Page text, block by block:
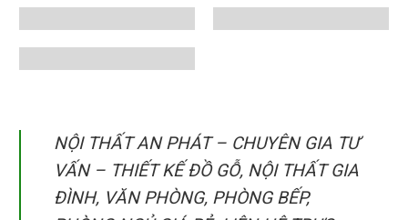
NỘI THẤT AN PHÁT – CHUYÊN GIA TƯ
VẤN – THIẾT KẾ ĐỒ GỖ, NỘI THẤT GIA
ĐÌNH, VĂN PHÒNG, PHÒNG BẾP,